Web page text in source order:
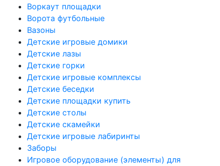
Воркаут площадки
Ворота футбольные
Вазоны
Детские игровые домики
Детские лазы
Детские горки
Детские игровые комплексы
Детские беседки
Детские площадки купить
Детские столы
Детские скамейки
Детские игровые лабиринты
Заборы
Игровое оборудование (элементы) для